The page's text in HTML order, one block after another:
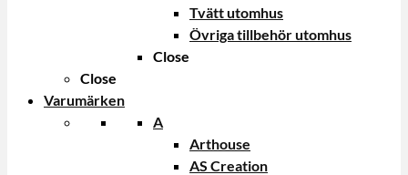
Tvätt utomhus
Övriga tillbehör utomhus
Close
Close
Varumärken
A
Arthouse
AS Creation